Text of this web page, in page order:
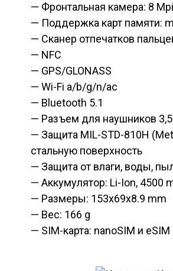
— Фронтальная камера: 8
— Поддержка карт памяти:
— Сканер отпечатков
— NFC
— GPS/GLONASS
— Wi-Fi a/b/g/n/ac
— Bluetooth 5.1
— Разъем для наушников
— Защита MIL-STD-810H
стальную поверхность
— Защита от влаги, воды,
— Аккумулятор: Li-Ion, 4500
— Размеры: 153x69x8.9 mm
— Вес: 166 g
— SIM-карта: nanoSIM и eSIM